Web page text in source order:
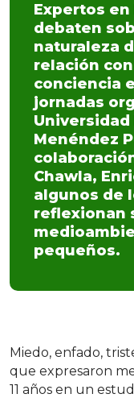
Expertos
debaten
naturaleza
relación
conciencia
jornadas
Menéndez
Chawla,
algunos de
reflexionan
pequeños.
Miedo, enfado,
que expresaron
11 años en un